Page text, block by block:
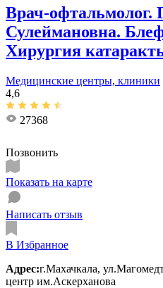
Врач-офтальмолог.
Сулеймановна.
Хирургия
Медицинские центры, клиники
4,6
27368
Позвонить
Показать на карте
Написать отзыв
В Избранное
Адрес:г.Махачкала,
центр им.Аскерханова